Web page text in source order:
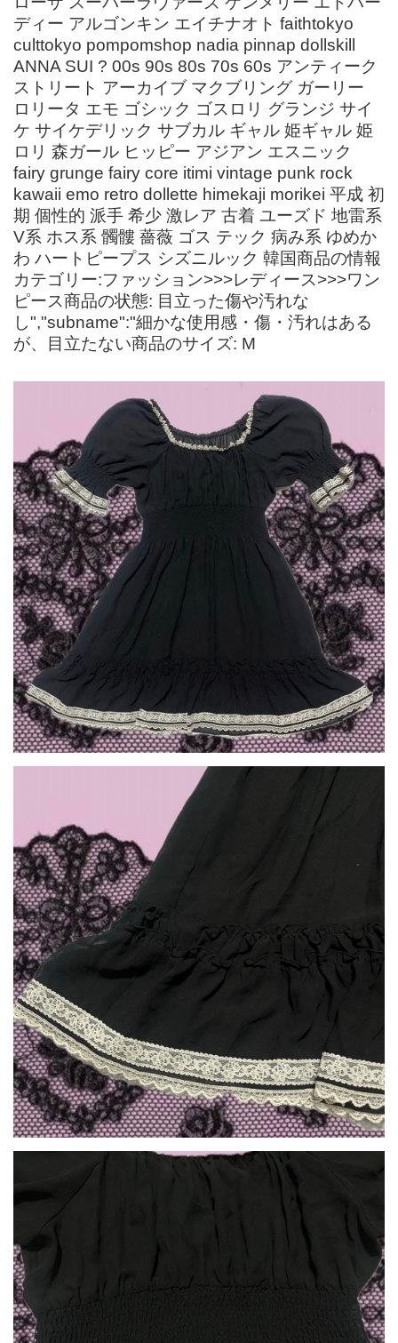
ディー アルゴンキン エイチナオト faithtokyo
culttokyo pompomshop nadia pinnap dollskill
ANNA SUI ? 00s 90s 80s 70s 60s アンティーク
ストリート アーカイブ マクブリング ガーリー
ロリータ エモ ゴシック ゴスロリ グランジ サイ
ケ サイケデリック サブカル ギャル 姫ギャル 姫
ロリ 森ガール ヒッピー アジアン エスニック
fairy grunge fairy core itimi vintage punk rock
kawaii emo retro dollette himekaji morikei 平成 初
期 個性的 派手 希少 激レア 古着 ユーズド 地雷系
V系 ホス系 髑髏 薔薇 ゴス テック 病み系 ゆめか
わ ハートピープス シズニルック 韓国商品の情報
カテゴリー:ファッション>>>レディース>>>ワン
ピース商品の状態: 目立った傷や汚れな
し","subname":"細かな使用感・傷・汚れはある
が、目立たない商品のサイズ: M